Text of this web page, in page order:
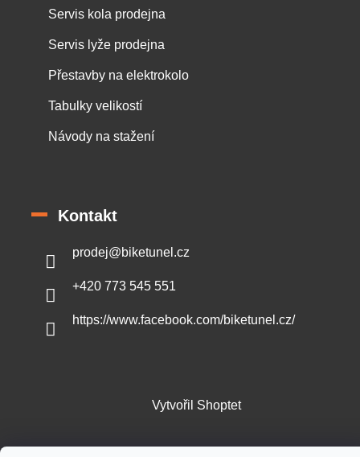
Servis kola prodejna
Servis lyže prodejna
Přestavby na elektrokolo
Tabulky velikostí
Návody na stažení
Kontakt
prodej@biketunel.cz
+420 773 545 551
https://www.facebook.com/biketunel.cz/
Vytvořil Shoptet